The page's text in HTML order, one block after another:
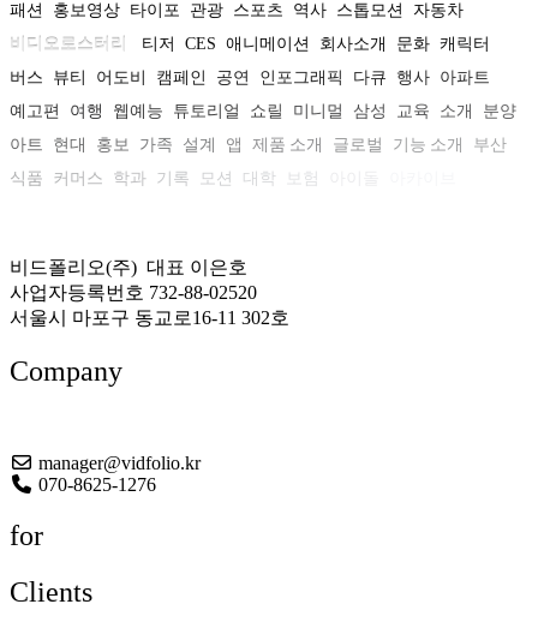
패션
홍보영상 타이포 관광 스포츠 역사 스톱모션
자동차
비디오로스터리
티저 CES 애니메이션 회사소개 문화 캐릭터
버스
뷰티 어도비 캠페인 공연 인포그래픽 다큐 행사 아파트
예고편
여행 웹예능 튜토리얼 쇼릴 미니멀 삼성 교육 소개
분양
아트
현대 홍보 가족 설계 앱 제품 소개 글로벌 기능 소개
부산
식품
커머스 학과 기록 모션 대학 보험
비드폴리오(주) 대표 이은호
사업자등록번호 732-88-02520
서울시 마포구 동교로16-11 302호
Company
manager@vidfolio.kr
070-8625-1276
for
Clients